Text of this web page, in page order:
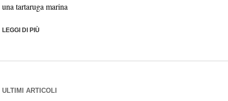
una tartaruga marina
LEGGI DI PIÙ
ULTIMI ARTICOLI